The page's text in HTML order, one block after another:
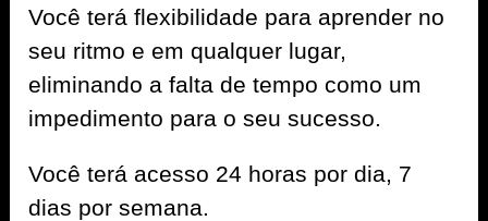
Você terá flexibilidade para aprender no
seu ritmo e em qualquer lugar,
eliminando a falta de tempo como um
impedimento para o seu sucesso.
Você terá acesso 24 horas por dia, 7
dias por semana.